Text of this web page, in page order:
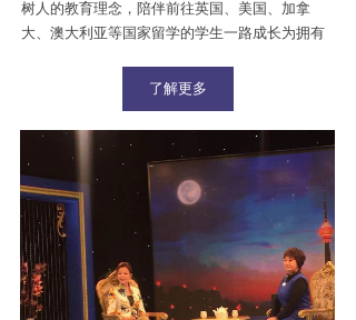
树人的教育理念，陪伴前往英国、美国、加拿
大、澳大利亚等国家留学的学生一路成长为拥有
案老师、考试辅导外教以及海外监护人数百余
名，在北京、伦敦、洛杉矶、温哥华和悉尼设有
办公室，与全球200多所知名院校及优秀教育机构
建立了紧密的合作关系，10多年来见证了数百位
的优秀学子成功升入牛津剑桥G5常青藤，见证了
教育改变命运的巨大魔力。
了解更多